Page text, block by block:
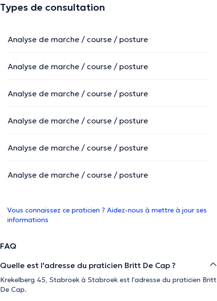
Types de consultation
Analyse de marche / course / posture
Analyse de marche / course / posture
Analyse de marche / course / posture
Analyse de marche / course / posture
Analyse de marche / course / posture
Analyse de marche / course / posture
Vous connaissez ce praticien ? Aidez-nous à mettre à jour ses
informations
FAQ
Quelle est l'adresse du praticien Britt De Cap ?
Krekelberg 45, Stabroek à Stabroek est l'adresse du praticien Britt
De Cap.